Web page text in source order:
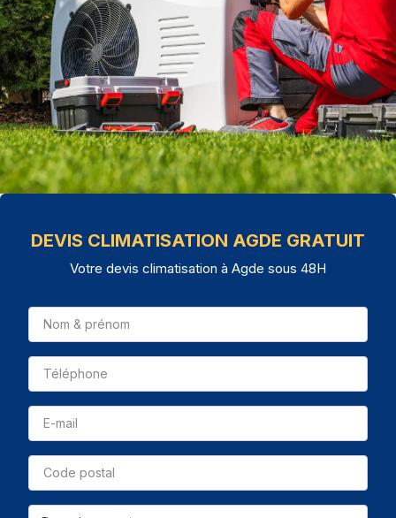
DEVIS CLIMATISATION AGDE GRATUIT
Votre devis climatisation à Agde sous 48H